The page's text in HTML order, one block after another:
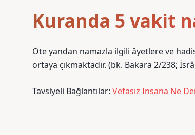
Kuranda 5 vakit
Öte yandan namazla ilgili âyetlere ve
ortaya çıkmaktadır. (bk. Bakara 2/238;
Tavsiyeli Bağlantılar: Vefasız Insana Ne